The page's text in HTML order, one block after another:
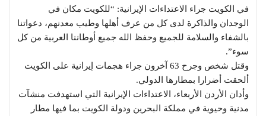
في الكويت جراء الاعتداءات الإيرانية: “للكويت مكان في
الوجدان والذاكرة لدى كل من عرف أهلها وطيب معدنهم، دعواتنا
بالشفاء والسلامة للجميع وحفظ الله جميع أوطاننا العربية من كل
سوء”.
وقتل شخص وجرح 63 آخرون جراء هجمات إيرانية على الكويت
ألحقت أضرارا بمطارها الدولي.
وأدان الأردن الأربعاء، الاعتداءات الإيرانية التي استهدفت منشآت
مدنية وحيوية في مملكة البحرين ودولة الكويت بما فيها مطار